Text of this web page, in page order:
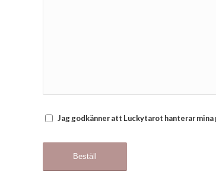
Jag godkänner att Luckytarot hanterar